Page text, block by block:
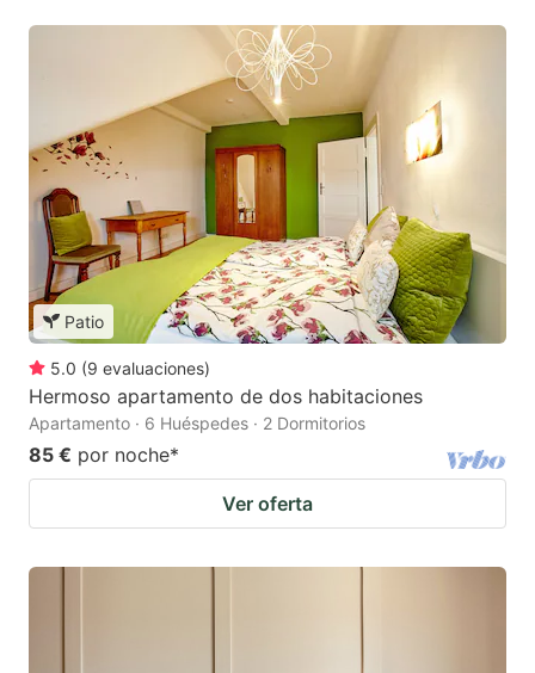
Patio
5.0 (9 evaluaciones)
Hermoso apartamento de dos habitaciones
Apartamento · 6 Huéspedes · 2 Dormitorios
85 € por noche*
Ver oferta